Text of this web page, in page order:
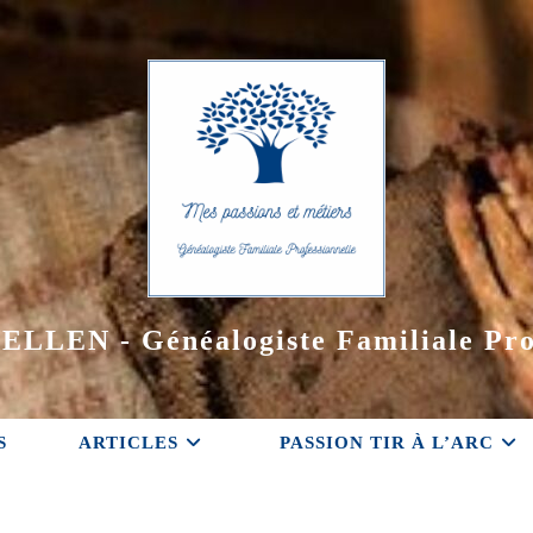
- Généalogiste Familiale
ARTICLES PASSION TIR À L’ARC